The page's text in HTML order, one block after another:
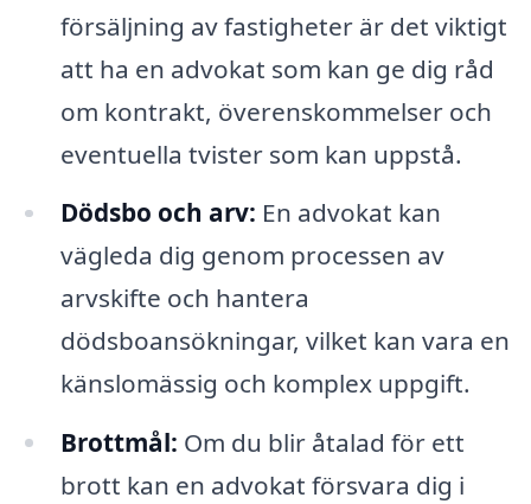
försäljning av fastigheter är det viktigt
att ha en advokat som kan ge dig råd
om kontrakt, överenskommelser och
eventuella tvister som kan uppstå.
Dödsbo och arv: En advokat kan
vägleda dig genom processen av
arvskifte och hantera
dödsboansökningar, vilket kan vara en
känslomässig och komplex uppgift.
Brottmål: Om du blir åtalad för ett
brott kan en advokat försvara dig i